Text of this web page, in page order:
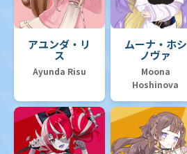
アユンダ・リ
ス
Ayunda Risu
ムーナ・ホシ
ノヴァ
Moona
Hoshinova